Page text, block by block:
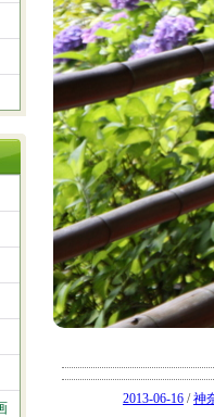
2013-06-16 / 神